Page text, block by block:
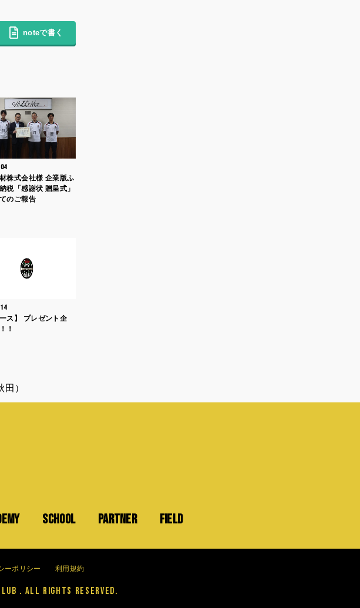
noteで書く
株式会社様 企業版ふ
税「感謝状 贈呈式」
のご報告
ース】 プレゼント企
！
）
SCHOOL PARTNER FIELD
ーポリシー 利用規約
. All Rights Reserved.